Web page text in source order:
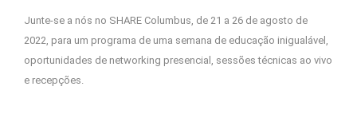
Junte-se a nós no SHARE Columbus, de 21 a 26 de agosto de
2022, para um programa de uma semana de educação inigualável,
oportunidades de networking presencial, sessões técnicas ao vivo
e recepções.